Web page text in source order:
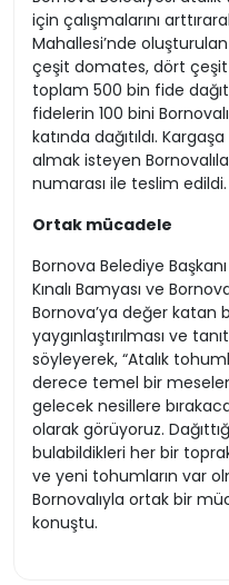
için çalışmalarını
Mahallesi’nde
çeşit domates, dört
toplam 500 bin fide
fidelerin 100 bini
katında dağıtıldı.
almak isteyen
numarası ile teslim edildi.
Ortak mücadele
Bornova Belediye
Kınalı Bamyası ve
Bornova’ya değer katan
yaygınlaştırılması ve
söyleyerek, “Atalık
derece temel bir
gelecek nesillere
olarak görüyoruz.
bulabildikleri her bir
ve yeni tohumların var
Bornovalıyla ortak bir
konuştu.